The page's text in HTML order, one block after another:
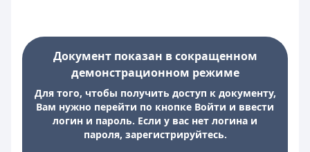
Документ показан в сокращенном
демонстрационном режиме
Для того, чтобы получить доступ к документу,
Вам нужно перейти по кнопке Войти и ввести
логин и пароль. Если у вас нет логина и
пароля, зарегистрируйтесь.